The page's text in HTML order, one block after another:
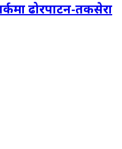
ढोरपाटन-तकसेरा